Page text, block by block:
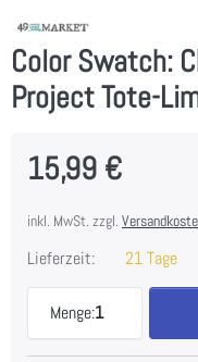
Color Swatch:
Project Tote-
15,99 €
inkl. MwSt. zzgl.
Lieferzeit: 21 Tage
Menge:1
Color